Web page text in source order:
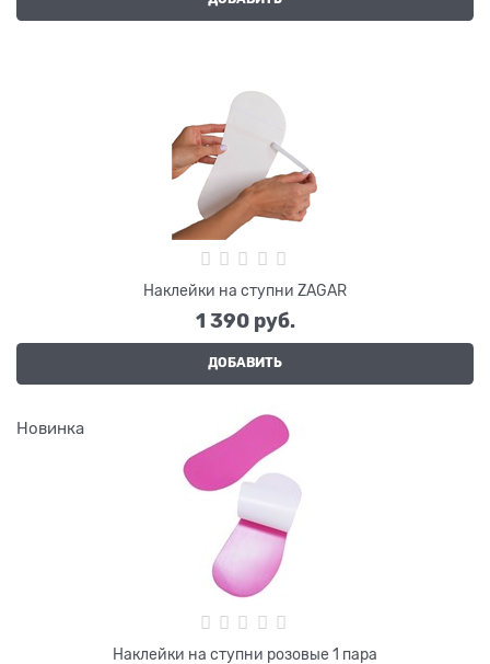
Наклейки на ступни ZAGAR
1 390 руб.
ДОБАВИТЬ
Новинка
Наклейки на ступни розовые 1 пара